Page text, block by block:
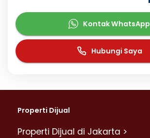
Kontak WhatsApp
Hubungi Saya
Properti Dijual
Properti Dijual di Jakarta >